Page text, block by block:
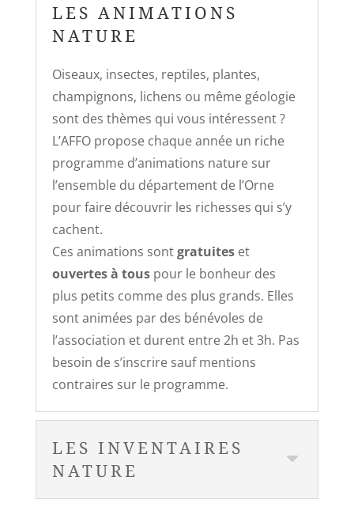
LES ANIMATIONS
NATURE
Oiseaux, insectes, reptiles, plantes,
champignons, lichens ou même géologie
sont des thèmes qui vous intéressent ?
L’AFFO propose chaque année un riche
programme d’animations nature sur
l’ensemble du département de l’Orne
pour faire découvrir les richesses qui s’y
cachent.
Ces animations sontgratuiteset
ouvertes à touspour le bonheur des
plus petits comme des plus grands. Elles
sont animées par des bénévoles de
l’association et durent entre 2h et 3h. Pas
besoin de s’inscrire sauf mentions
contraires sur le programme.
LES INVENTAIRES
NATURE